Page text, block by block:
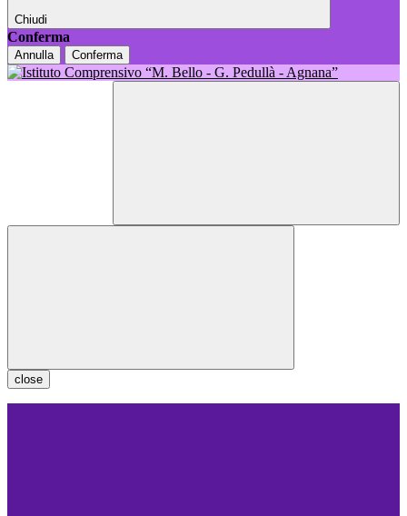
Chiudi
Conferma
Annulla Conferma
close